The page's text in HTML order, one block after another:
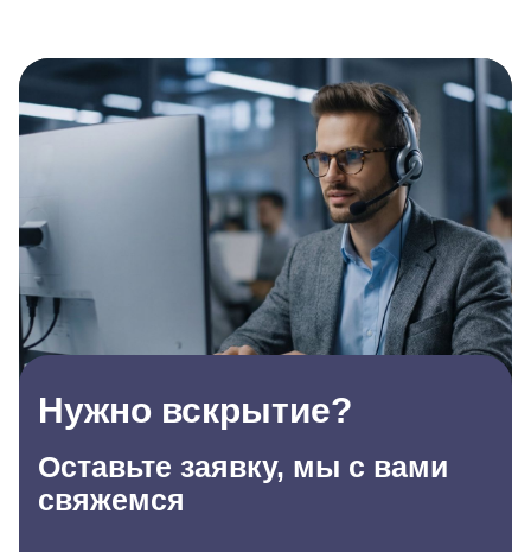
Нужно вскрытие?
Оставьте заявку, мы с вами
свяжемся